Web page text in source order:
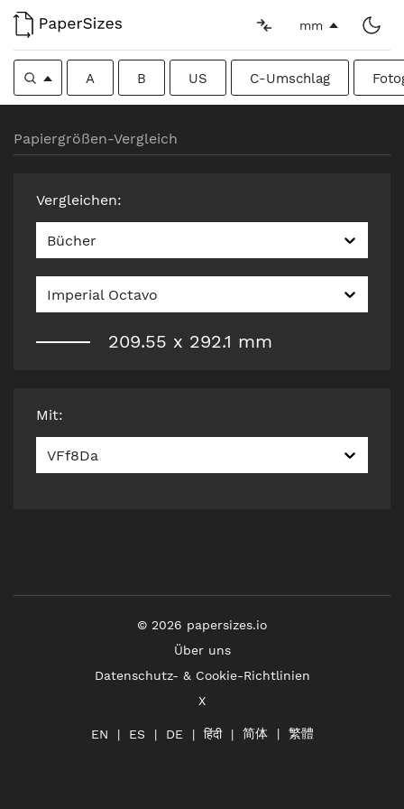
mm
A B US C-Umschlag
Papiergrößen-Vergleich
Vergleichen:
Bücher
Imperial Octavo
209.55 x 292.1 mm
Mit:
VFf8Da
© 2026 papersizes.io
Über uns
Datenschutz- & Cookie-Richtlinien
X
EN ES DE हिंदी 简体 繁體